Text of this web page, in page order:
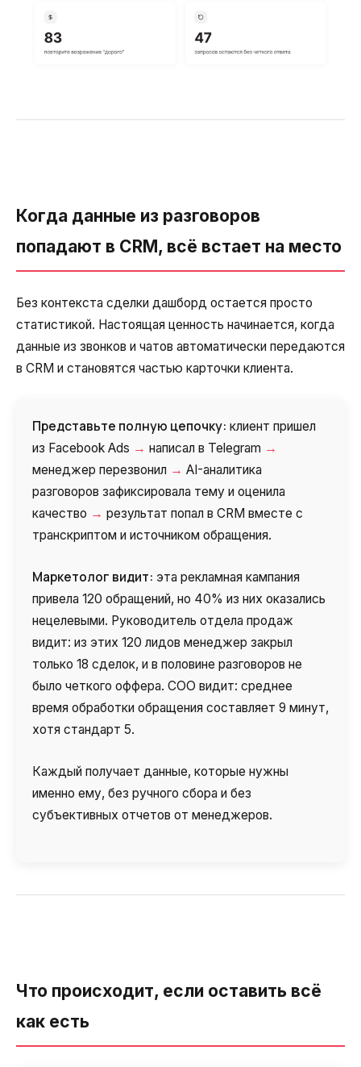
Когда данные из разговоров
попадают в CRM, всё встает на место
Без контекста сделки дашборд остается просто
статистикой. Настоящая ценность начинается, когда
данные из звонков и чатов автоматически передаются
в CRM и становятся частью карточки клиента.
Представьте полную цепочку: клиент пришел
из Facebook Ads → написал в Telegram →
менеджер перезвонил → AI-аналитика
разговоров зафиксировала тему и оценила
качество → результат попал в CRM вместе с
транскриптом и источником обращения.
Маркетолог видит: эта рекламная кампания
привела 120 обращений, но 40% из них оказались
нецелевыми. Руководитель отдела продаж
видит: из этих 120 лидов менеджер закрыл
только 18 сделок, и в половине разговоров не
было четкого оффера. COO видит: среднее
время обработки обращения составляет 9 минут,
хотя стандарт 5.
Каждый получает данные, которые нужны
именно ему, без ручного сбора и без
субъективных отчетов от менеджеров.
Что происходит, если оставить всё
как есть
Нужна